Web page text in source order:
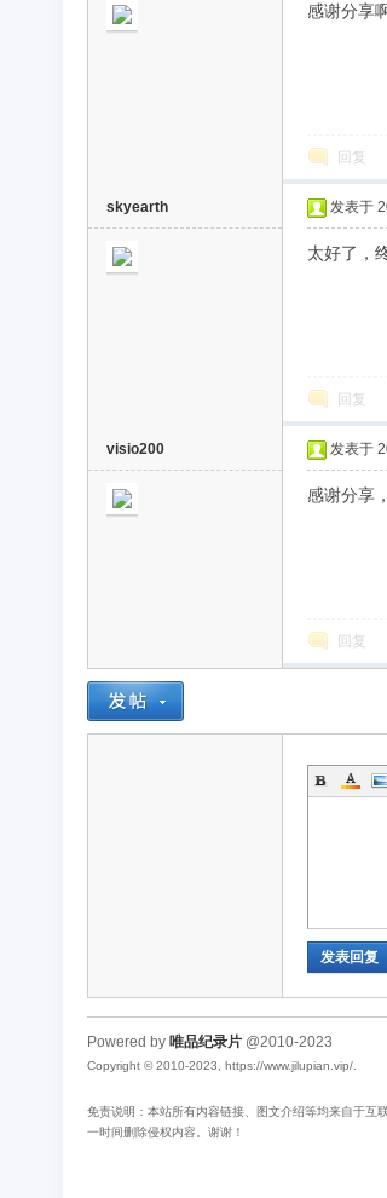
感谢分享
回复
skyearth 发表于
太好了，
回复
visio200 发表于
感谢分享
回复
发表回复
Powered by 唯品纪录片 @2010-2023
Copyright © 2010-2023, https://www.jilupian.vip/.
免责说明：本站所有内容链接、图文介绍等均来自于
一时间删除侵权内容。谢谢！